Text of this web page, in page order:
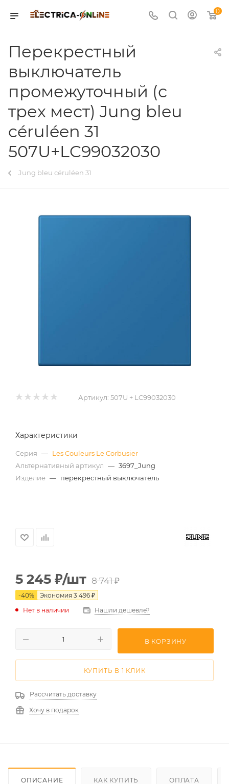
0
Перекрестный
выключатель
промежуточный (с
трех мест) Jung bleu
céruléen 31
507U+LC99032030
Jung bleu céruléen 31
Артикул: 507U + LC99032030
Характеристики
Серия — Les Couleurs Le Corbusier
Альтернативный артикул — 3697_Jung
Изделие — перекрестный выключатель
5 245 ₽/шт 8 741₽
-40% Экономия 3 496 ₽
Нет в наличии
Нашли дешевле?
В КОРЗИНУ
КУПИТЬ В 1 КЛИК
Рассчитать доставку
Хочу в подарок
ОПИСАНИЕ КАК КУПИТЬ ОПЛАТА